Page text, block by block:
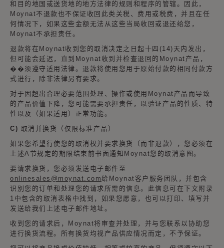
和目的地国或送货地的地方法律的规则和程序的管辖。因此，
Moynat不退款也不保证收回此类关税、费用或税费，并且在任
何情况下，如果这些金额无法从这些当局收回或退还给您，
Moynat不承担责任。
退款将在Moynat收到您的取消决定之日起十四(14)天内发出，
但可能会延迟，直到Moynat收到并检查退回的Moynat产品，
��须遵守适用法律。退款将使用您用于原始付款的相同付款方
式进行，除非法律另有要求。
对于因超出合理必要范围处理、操作或使用Moynat产品而导致
的产品价值下降，您可能需要承担责任，以验证产品的性质、特
性以及（如果适用）正常功能。
C) 取消并换货（仅限标准产品）
如果您希望行使您的取消权并要求换货（而非退款），您必须在
上述A节规定的期限结束前书面通知Moynat您的取消意图。
要请求换货，您必须发送电子邮件至
onlinesales@moynat.com给Moynat客户服务团队，并包含
识别您的订单和处理您的请求所需的信息。此信息可在下文附录
1中包含的取消表格中找到，如果您愿意，也可以打印、填写并
发送给我们上述电子邮件地址。
收到您的请求后，Moynat将审查并处理，并与您联系以协助您
进行换货流程。所有换货均视产品供应情况而定，不予保证。